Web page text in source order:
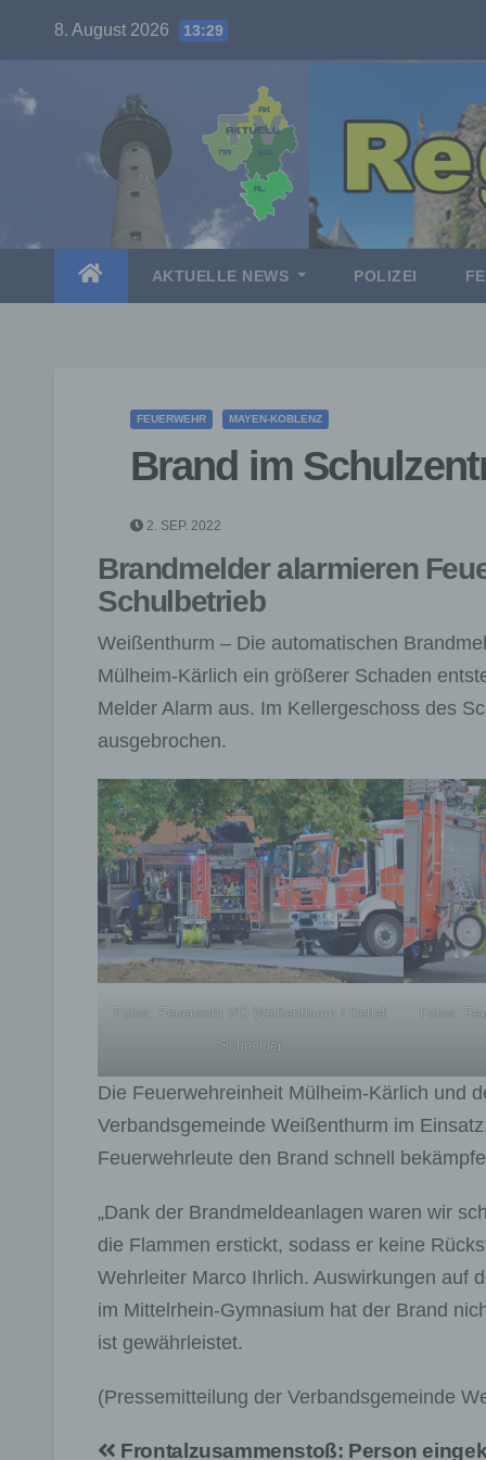
8. August 2026 13:29
AKTUELLE NEWS POLIZEI
FEUERWEHR MAYEN-KOBLENZ
Brand im
2. SEP. 2022
Brandmelder alarmieren
Schulbetrieb
Weißenthurm – Die automatischen
Mülheim-Kärlich ein größerer Schaden
Melder Alarm aus. Im Kellergeschoss des
ausgebrochen.
Fotos: Feuerwehr VG Weißenthurm / Detlef
Schneider
Fotos:
Die Feuerwehreinheit Mülheim-Kärlich und
Verbandsgemeinde Weißenthurm im
Feuerwehrleute den Brand schnell
„Dank der Brandmeldeanlagen waren wir
die Flammen erstickt, sodass er keine
Wehrleiter Marco Ihrlich. Auswirkungen auf
im Mittelrhein-Gymnasium hat der Brand
ist gewährleistet.
(Pressemitteilung der Verbandsgemeinde
Frontalzusammenstoß: Person